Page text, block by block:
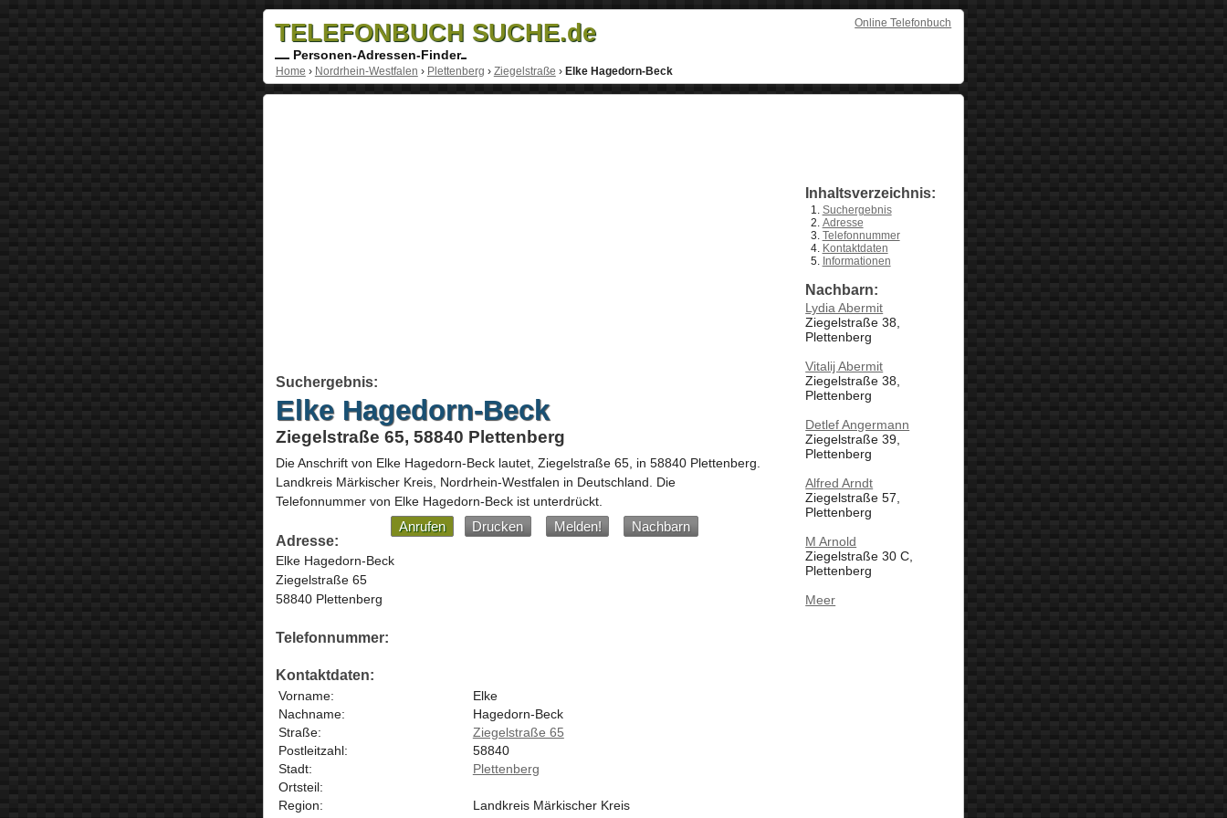
Online Telefonbuch
TELEFONBUCH SUCHE.de
Personen-Adressen-Finder
Home › Nordrhein-Westfalen › Plettenberg › Ziegelstraße › Elke Hagedorn-Beck
Suchergebnis:
Elke Hagedorn-Beck
Ziegelstraße 65, 58840 Plettenberg
Die Anschrift von Elke Hagedorn-Becklautet, Ziegelstraße 65, in 58840 Plettenberg.
Landkreis Märkischer Kreis, Nordrhein-Westfalen in Deutschland. Die
Telefonnummer von Elke Hagedorn-Beck ist unterdrückt.
Anrufen Drucken Melden!
Nachbarn
Adresse:
Elke Hagedorn-Beck
Ziegelstraße 65
58840 Plettenberg
Telefonnummer:
Kontaktdaten:
Vorname:
Elke
Nachname:
Hagedorn-Beck
Straße:
Ziegelstraße 65
Postleitzahl:
58840
Stadt:
Plettenberg
Ortsteil:
Region:
Landkreis Märkischer Kreis
Inhaltsverzeichnis:
Suchergebnis
Adresse
Telefonnummer
Kontaktdaten
Informationen
Nachbarn:
Lydia Abermit
Ziegelstraße 38,
Plettenberg
Vitalij Abermit
Ziegelstraße 38,
Plettenberg
Detlef Angermann
Ziegelstraße 39,
Plettenberg
Alfred Arndt
Ziegelstraße 57,
Plettenberg
M Arnold
Ziegelstraße 30 C,
Plettenberg
Meer